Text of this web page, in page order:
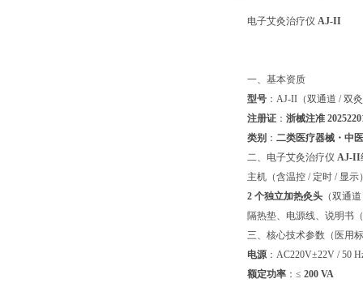
电子艾灸治疗仪 AJ‑II
一、基本资质
型号 ：AJ‑II（双通道 / 双
注册证 ： 浙械注准
类别 ： 二类医疗器械・中
二、电子艾灸治疗仪 AJ‑II
主机（含温控 / 定时 / 显示
2 个独立加热灸头 （双通
隔热垫、电源线、说明书
三、核心技术参数（医用
电源：AC220V±22V / 50
额定功率 ：≤ 200 VA